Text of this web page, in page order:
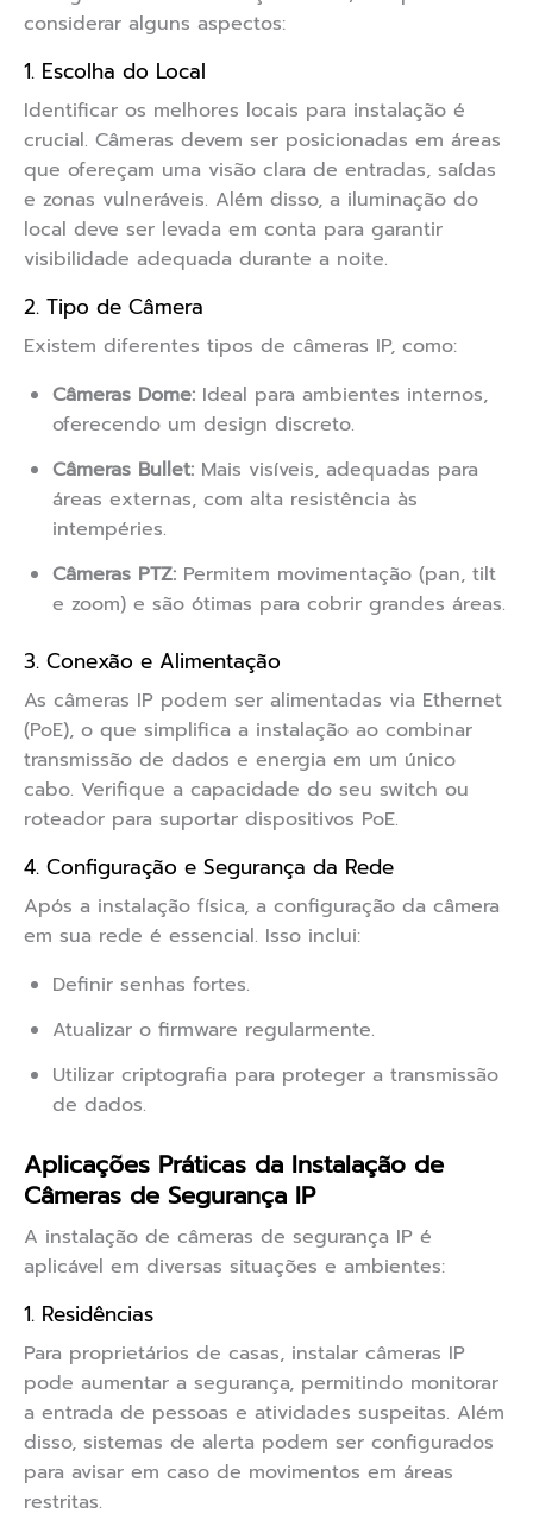
considerar alguns aspectos:
1. Escolha do Local
Identificar os melhores locais para instalação é
crucial. Câmeras devem ser posicionadas em áreas
que ofereçam uma visão clara de entradas, saídas
e zonas vulneráveis. Além disso, a iluminação do
local deve ser levada em conta para garantir
visibilidade adequada durante a noite.
2. Tipo de Câmera
Existem diferentes tipos de câmeras IP, como:
Câmeras Dome: Ideal para ambientes internos,
oferecendo um design discreto.
Câmeras Bullet: Mais visíveis, adequadas para
áreas externas, com alta resistência às
intempéries.
Câmeras PTZ: Permitem movimentação (pan, tilt
e zoom) e são ótimas para cobrir grandes áreas.
3. Conexão e Alimentação
As câmeras IP podem ser alimentadas via Ethernet
(PoE), o que simplifica a instalação ao combinar
transmissão de dados e energia em um único
cabo. Verifique a capacidade do seu switch ou
roteador para suportar dispositivos PoE.
4. Configuração e Segurança da Rede
Após a instalação física, a configuração da câmera
em sua rede é essencial. Isso inclui:
Definir senhas fortes.
Atualizar o firmware regularmente.
Utilizar criptografia para proteger a transmissão
de dados.
Aplicações Práticas da Instalação de
Câmeras de Segurança IP
A instalação de câmeras de segurança IP é
aplicável em diversas situações e ambientes:
1. Residências
Para proprietários de casas, instalar câmeras IP
pode aumentar a segurança, permitindo monitorar
a entrada de pessoas e atividades suspeitas. Além
disso, sistemas de alerta podem ser configurados
para avisar em caso de movimentos em áreas
restritas.